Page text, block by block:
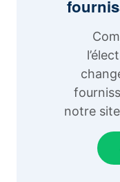
notre